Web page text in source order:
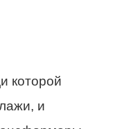
которой
и